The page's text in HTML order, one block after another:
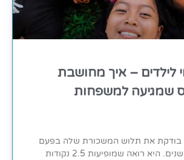
לילדים – איך מחושבת
שמגיעה למשפחות
ילדים בודקת את תלוש המשכורת שלה בפעם
הראשונה אחרי שנים. היא רואה שמופיעות 2.5 נקודות